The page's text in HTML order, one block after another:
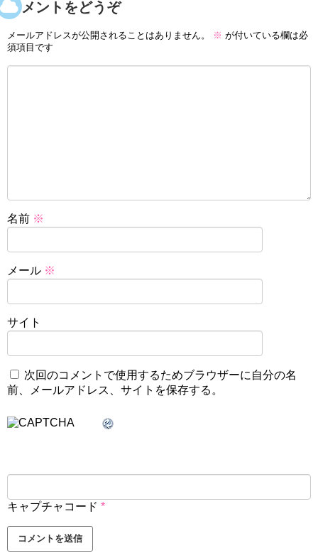
コメントをどうぞ
メールアドレスが公開されることはありません。 ※ が付いている欄は必
須項目です
名前 ※
メール ※
サイト
次回のコメントで使用するためブラウザーに自分の名
前、メールアドレス、サイトを保存する。
キャプチャコード *